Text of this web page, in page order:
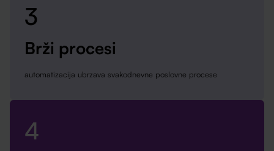
3
Brži procesi
automatizacija ubrzava svakodnevne poslovne procese
4